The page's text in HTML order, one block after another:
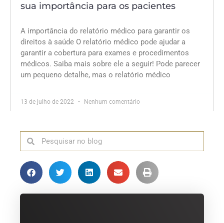
sua importância para os pacientes
A importância do relatório médico para garantir os
direitos à saúde O relatório médico pode ajudar a
garantir a cobertura para exames e procedimentos
médicos. Saiba mais sobre ele a seguir! Pode parecer
um pequeno detalhe, mas o relatório médico
13 de julho de 2022 Nenhum comentário